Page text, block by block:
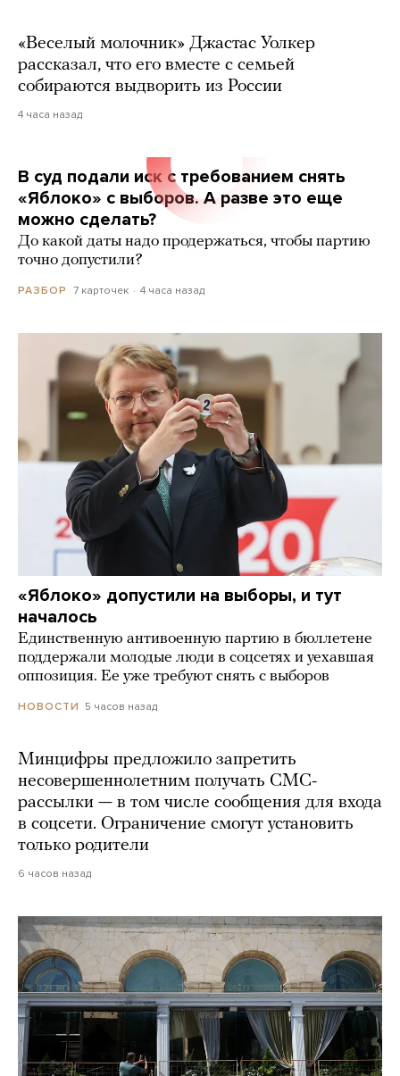
«Веселый молочник» Джастас Уолкер
рассказал, что его вместе с семьей
собираются выдворить из России
4 часа назад
В суд подали иск с требованием снять
«Яблоко» с выборов. А разве это еще
можно сделать?
До какой даты надо продержаться, чтобы партию
точно допустили?
РАЗБОР 7 карточек 4 часа назад
«Яблоко» допустили на выборы, и тут
началось
Единственную антивоенную партию в бюллетене
поддержали молодые люди в соцсетях и уехавшая
оппозиция. Ее уже требуют снять с выборов
НОВОСТИ 5 часов назад
Минцифры предложило запретить
несовершеннолетним получать СМС-
рассылки — в том числе сообщения для входа
в соцсети. Ограничение смогут установить
только родители
6 часов назад